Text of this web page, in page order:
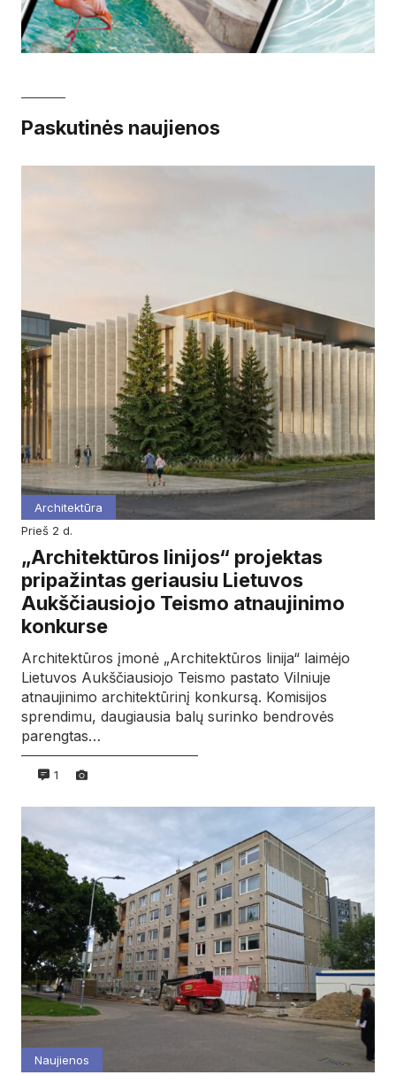
Paskutinės naujienos
Architektūra
prieš 2 d.
„Architektūros linijos“ projektas
pripažintas geriausiu Lietuvos
Aukščiausiojo Teismo atnaujinimo
konkurse
Architektūros įmonė „Architektūros linija“ laimėjo
Lietuvos Aukščiausiojo Teismo pastato Vilniuje
atnaujinimo architektūrinį konkursą. Komisijos
sprendimu, daugiausia balų surinko bendrovės
parengtas…
1
Naujienos